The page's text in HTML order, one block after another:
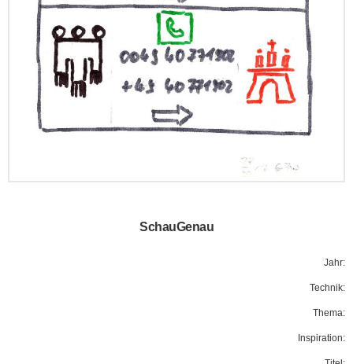
SchauGenau
Jahr:
Technik:
Thema:
Inspiration: